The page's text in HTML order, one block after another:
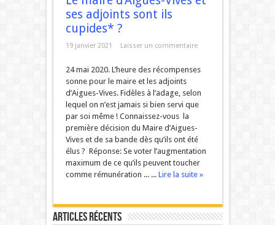
ses adjoints sont ils
cupides* ?
19 janvier 2021 Laisser un commentaire
24 mai 2020. L’heure des récompenses
sonne pour le maire et les adjoints
d’Aigues-Vives. Fidèles à l’adage, selon
lequel on n’est jamais si bien servi que
par soi même ! Connaissez-vous la
première décision du Maire d’Aigues-
Vives et de sa bande dès qu’ils ont été
élus ? Réponse: Se voter l’augmentation
maximum de ce qu’ils peuvent toucher
comme rémunération ... ... Lire la suite »
Articles récents